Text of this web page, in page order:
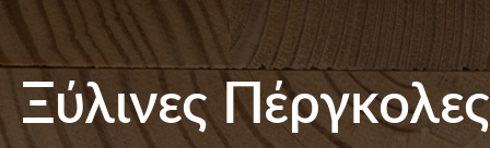
Ξύλινες Πέργκολες